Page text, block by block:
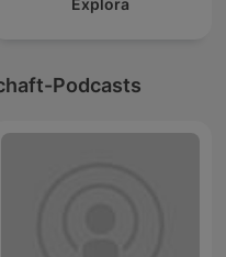
Explora
Podcasts